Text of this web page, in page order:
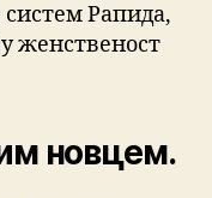
систем Рапида,
женственост
новцем.